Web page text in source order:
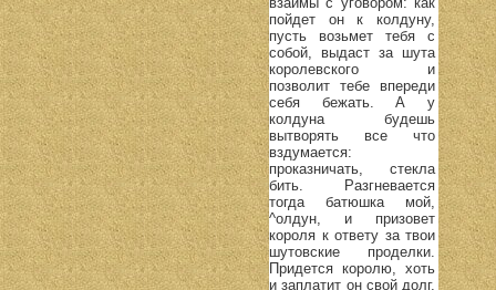
пойдет он к колдуну,
пусть возьмет тебя с
собой, выдаст за шута
королевского и
позволит тебе впереди
себя бежать. А у
колдуна будешь
вытворять все что
вздумается:
проказничать, стекла
бить. Разгневается
тогда батюшка мой,
^олдун, и призовет
короля к ответу за твои
шутовские проделки.
Придется королю, хоть
и заплатит он свой долг,